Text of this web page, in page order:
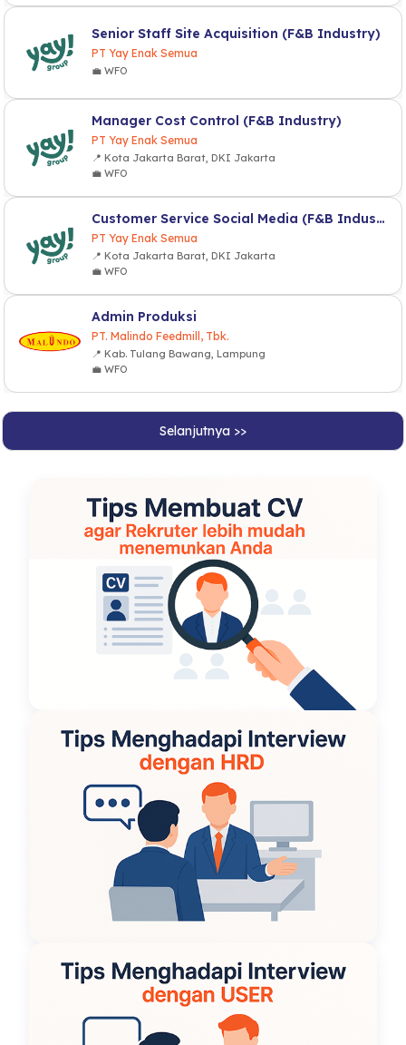
Senior Staff Site Acquisition (F&B Industry)
PT Yay Enak Semua
💼 WFO
Manager Cost Control (F&B Industry)
PT Yay Enak Semua
📍 Kota Jakarta Barat, DKI Jakarta
💼 WFO
Customer Service Social Media (F&B Industry)
PT Yay Enak Semua
📍 Kota Jakarta Barat, DKI Jakarta
💼 WFO
Admin Produksi
PT. Malindo Feedmill, Tbk.
📍 Kab. Tulang Bawang, Lampung
💼 WFO
Selanjutnya >>